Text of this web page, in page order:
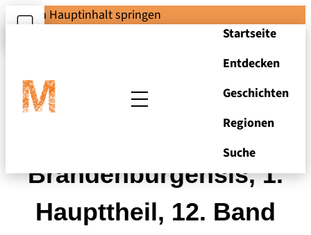
Zum Hauptinhalt springen
Startseite
Entdecken
Geschichten
Regionen
Suche
Codex diplomaticus
Brandenburgensis, 1.
Haupttheil, 12. Band